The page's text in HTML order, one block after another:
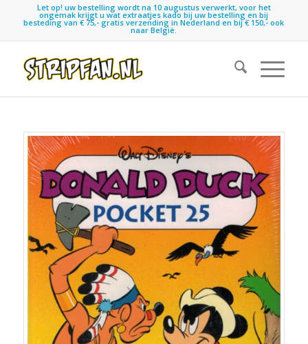
Let op! uw bestelling wordt na 10 augustus verwerkt, voor het
ongemak krijgt u wat extraatjes kado bij uw bestelling en bij
besteding van € 75,- gratis verzending in Nederland en bij € 150,- ook
naar België.